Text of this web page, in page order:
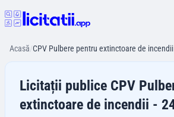
Acasă/CPV Pulbere pentru extinctoare de
Licitații publice CPV
extinctoare de incendii -